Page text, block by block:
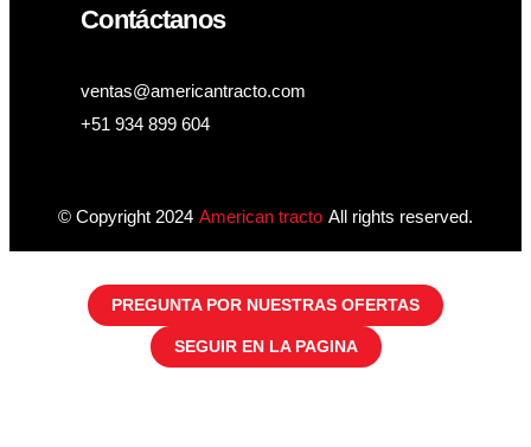
Contáctanos
ventas@americantracto.com
+51 934 899 604
© Copyright 2024 American tracto All rights reserved.
PREGUNTA POR NUESTRAS OFERTAS
SEGUIR EN LA PAGINA